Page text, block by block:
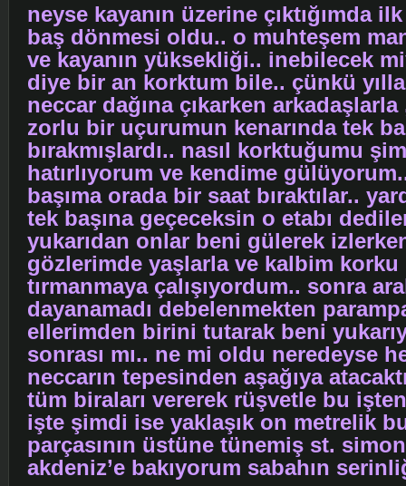
neyse kayanın üzerine çıktığımda
baş dönmesi oldu.. o muhteşem
ve kayanın yüksekliği.. inebilecek
diye bir an korktum bile.. çünkü
neccar dağına çıkarken
zorlu bir uçurumun kenarında tek
bırakmışlardı.. nasıl korktuğumu
hatırlıyorum ve kendime
başıma orada bir saat bıraktılar..
tek başına geçeceksin o etabı
yukarıdan onlar beni gülerek
gözlerimde yaşlarla ve kalbim
tırmanmaya çalışıyordum.. sonra
dayanamadı debelenmekten
ellerimden birini tutarak beni
sonrası mı.. ne mi oldu neredeyse
neccarın tepesinden aşağıya
tüm biraları vererek rüşvetle bu işten
işte şimdi ise yaklaşık on metrelik
parçasının üstüne tünemiş st.
akdeniz’e bakıyorum sabahın